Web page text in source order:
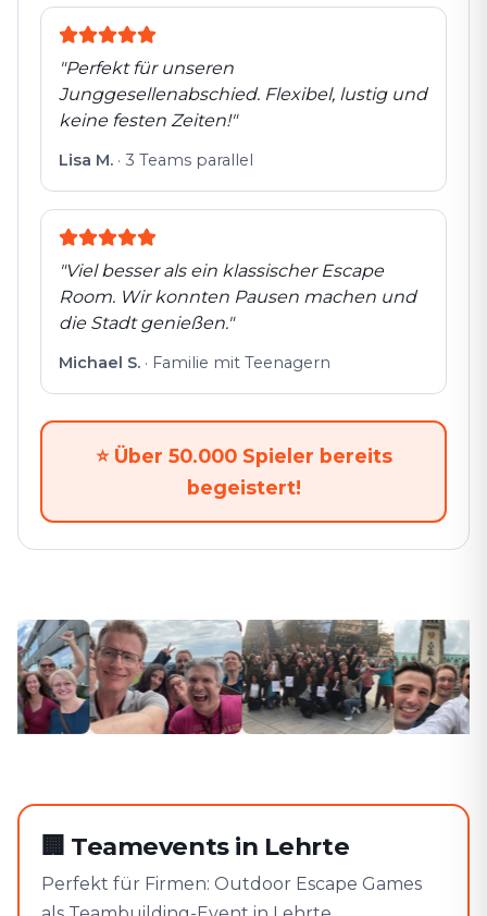
"Perfekt für unseren
Junggesellenabschied. Flexibel, lustig und
keine festen Zeiten!"
Lisa M. · 3 Teams parallel
"Viel besser als ein klassischer Escape
Room. Wir konnten Pausen machen und
die Stadt genießen."
Michael S. · Familie mit Teenagern
⭐ Über 50.000 Spieler bereits
begeistert!
🏢 Teamevents in Lehrte
Perfekt für Firmen: Outdoor Escape Games